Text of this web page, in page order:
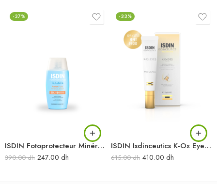
-37%
ISDIN Fotoprotecteur Minéral bébé SPF50 50ML
390.00dh 247.00 dh
-33%
ISDIN Isdinceutics K-Ox Eyes Contour des Yeux 15G
615.00dh 410.00 dh